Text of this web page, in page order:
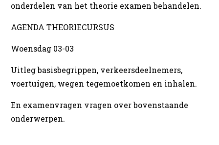
onderdelen van het theorie examen behandelen.
AGENDA THEORIECURSUS
Woensdag 03-03
Uitleg basisbegrippen, verkeersdeelnemers,
voertuigen, wegen tegemoetkomen en inhalen.
En examenvragen vragen over bovenstaande
onderwerpen.